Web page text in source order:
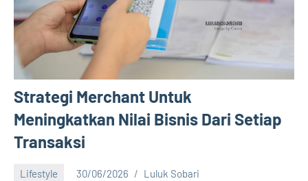
Strategi Merchant Untuk
Meningkatkan Nilai Bisnis Dari Setiap
Transaksi
Lifestyle 30/06/2026 Luluk Sobari